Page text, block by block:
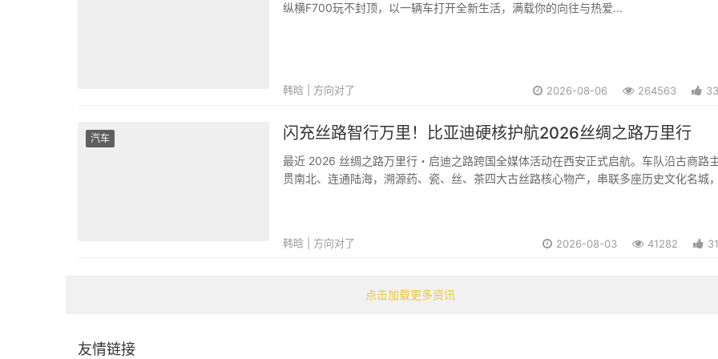
纵横F700玩不封顶，以一辆车打开全新生活，满载你的向往与热爱...
韩晗 | 方向对了 2026-08-06 264563
汽车 闪充丝路智行万里！比亚迪硬核护航2026丝绸之路万里行
最近 2026 丝绸之路万里行・启迪之路跨国全媒体活动在西安正式启航。车队沿古商路
贯南北、连通陆海，溯源药、瓷、丝、茶四大古丝路核心物产，串联多座历史文化名城
韩晗 | 方向对了 2026-08-03 41282
点击加载更多资讯
友情链接